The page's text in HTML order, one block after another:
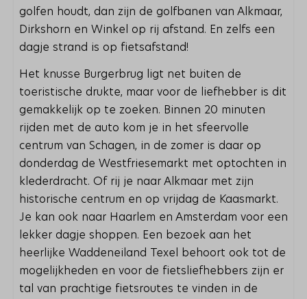
golfen houdt, dan zijn de golfbanen van Alkmaar,
Dirkshorn en Winkel op rij afstand. En zelfs een
dagje strand is op fietsafstand!
Het knusse Burgerbrug ligt net buiten de
toeristische drukte, maar voor de liefhebber is dit
gemakkelijk op te zoeken. Binnen 20 minuten
rijden met de auto kom je in het sfeervolle
centrum van Schagen, in de zomer is daar op
donderdag de Westfriesemarkt met optochten in
klederdracht. Of rij je naar Alkmaar met zijn
historische centrum en op vrijdag de Kaasmarkt.
Je kan ook naar Haarlem en Amsterdam voor een
lekker dagje shoppen. Een bezoek aan het
heerlijke Waddeneiland Texel behoort ook tot de
mogelijkheden en voor de fietsliefhebbers zijn er
tal van prachtige fietsroutes te vinden in de